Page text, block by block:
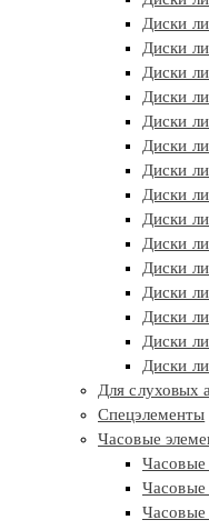
Диски
Диски
Диски
Диски
Диски
Диски
Диски
Диски
Диски
Диски
Диски
Диски
Диски
Диски
Диски
Для слуховых
Спецэлементы
Часовые
Часовые
Часовые